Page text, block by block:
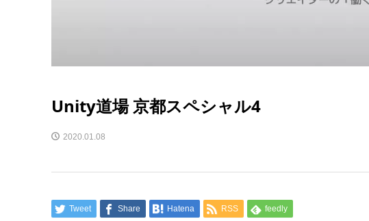
Unity道場 京都スペシャル4
2020.01.08
Tweet Share Hatena RSS feedly